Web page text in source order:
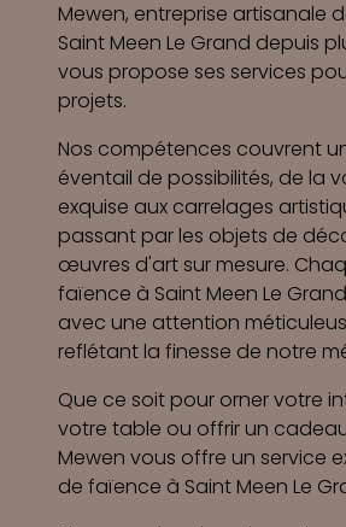
Mewen, entreprise artisanale
Saint Meen Le Grand depuis
vous propose ses services
projets.
Nos compétences couvrent
éventail de possibilités, de la
exquise aux carrelages
passant par les objets de
œuvres d'art sur mesure.
faïence à Saint Meen Le
avec une attention
reflétant la finesse de notre
Que ce soit pour orner votre
votre table ou offrir un
Mewen vous offre un service
de faïence à Saint Meen Le